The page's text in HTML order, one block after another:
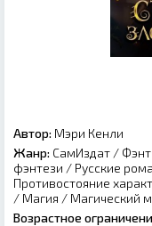
Автор: Мэри Кенли
Жанр: СамИздат /
фэнтези / Русские
Противостояние
/ Магия / Магический
Возрастное